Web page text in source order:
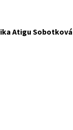
Atigu Sobotková